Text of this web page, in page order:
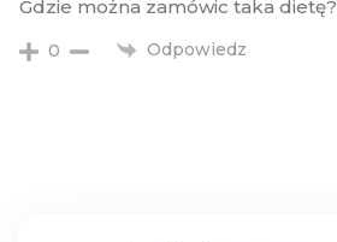
Gdzie można zamówic taka dietę?
0 Odpowiedz